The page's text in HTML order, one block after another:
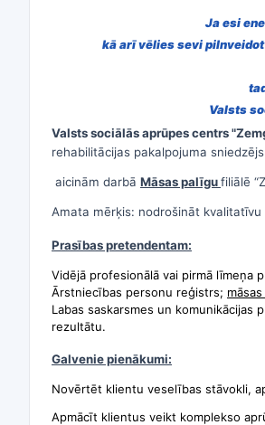
Ja esi
kā arī vēlies sevi
Valsts
Valsts sociālās aprūpes centrs
rehabilitācijas pakalpojuma
aicinām darbā Māsas palīgufiliālē
Amata mērķis: nodrošināt
Prasības pretendentam:
Vidējā profesionālā vai pirmā līmeņa
Ārstniecības personu reģistrs;
Labas saskarsmes un
rezultātu.
Galvenie pienākumi:
Novērtēt klientu veselības stāvokli,
Apmācīt klientus veikt komplekso